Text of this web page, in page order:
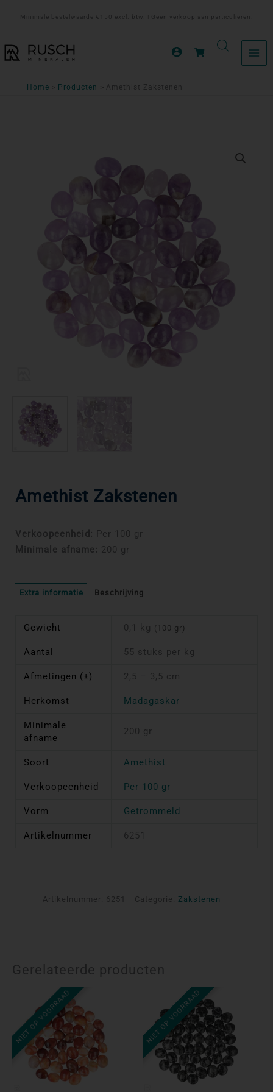
inhoud
Minimale bestelwaarde €150 excl. btw. | Geen verkoop aan particulieren.
Home Producten Amethist Zakstenen
Amethist Zakstenen
Verkoopeenheid: Per 100 gr
Minimale afname: 200 gr
Extra informatie Beschrijving
Gewicht 0,1 kg (100 gr)
Aantal 55 stuks per kg
Afmetingen (±) 2,5 – 3,5 cm
Herkomst Madagaskar
Minimale
afname
200 gr
Soort Amethist
Verkoopeenheid Per 100 gr
Vorm Getrommeld
Artikelnummer 6251
Artikelnummer: 6251 Categorie: Zakstenen
Gerelateerde producten
NIET OP VOORRAAD NIET OP VOORRAAD